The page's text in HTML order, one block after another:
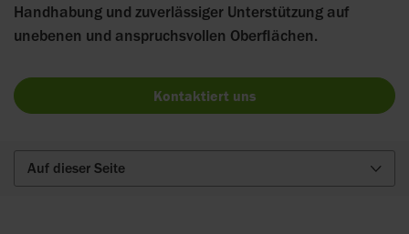
Handhabung und zuverlässiger Unterstützung auf
unebenen und anspruchsvollen Oberflächen.
Kontaktiert uns
Auf dieser Seite